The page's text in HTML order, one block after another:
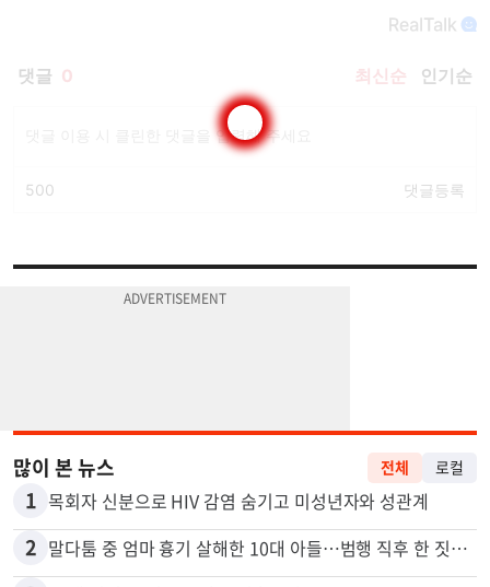
많이 본 뉴스 전체 로컬
1 목회자 신분으로 HIV 감염 숨기고 미성년자와 성관계
2 말다툼 중 엄마 흉기 살해한 10대 아들…범행 직후 한 짓 충격